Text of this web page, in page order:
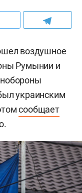
воздушное
Румынии и
украинским
сообщает